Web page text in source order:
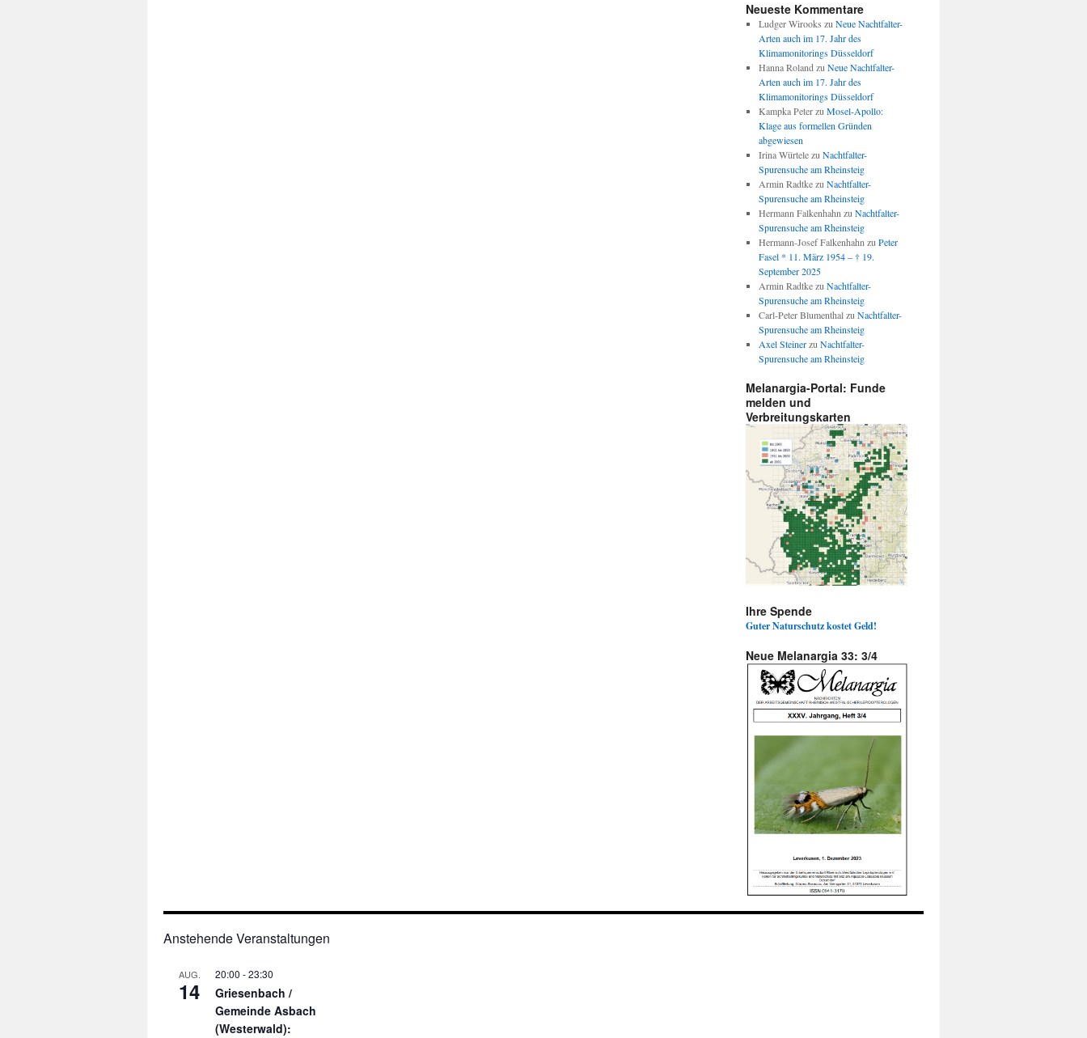
Neueste Kommentare
Ludger Wirooks zu Neue Nachtfalter-
Arten auch im 17. Jahr des
Klimamonitorings Düsseldorf
Hanna Roland zu Neue Nachtfalter-
Arten auch im 17. Jahr des
Klimamonitorings Düsseldorf
Kampka Peterzu Mosel-Apollo:
Klage aus formellen Gründen
abgewiesen
Irina Würtelezu Nachtfalter-
Spurensuche am Rheinsteig
Armin Radtkezu Nachtfalter-
Spurensuche am Rheinsteig
Hermann Falkenhahn zu Nachtfalter-
Spurensuche am Rheinsteig
Hermann-Josef Falkenhahn zu Peter
Fasel * 11. März 1954 – † 19.
September 2025
Armin Radtkezu Nachtfalter-
Spurensuche am Rheinsteig
Carl-Peter Blumenthalzu Nachtfalter-
Spurensuche am Rheinsteig
Axel Steinerzu Nachtfalter-
Spurensuche am Rheinsteig
Melanargia-Portal: Funde
melden und
Verbreitungskarten
Ihre Spende
Guter Naturschutz kostet Geld!
Neue Melanargia 33: 3/4
Anstehende Veranstaltungen
AUG.
14
20:00 -23:30
Griesenbach /
Gemeinde Asbach
(Westerwald):